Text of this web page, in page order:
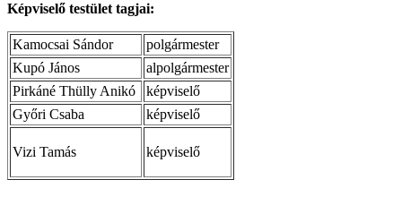
Képviselő testület tagjai:
Kamocsai Sándor
polgármester
Kupó János
alpolgármester
Pirkáné Thülly Anikó
képviselő
Győri Csaba
képviselő
Vizi Tamás képviselő